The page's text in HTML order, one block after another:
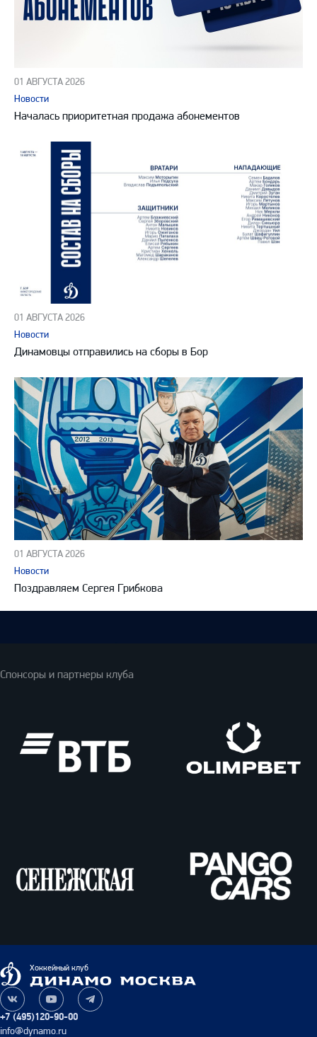
01 АВГУСТА 2026
Новости
Началась приоритетная продажа абонементов
01 АВГУСТА 2026
Новости
Динамовцы отправились на сборы в Бор
01 АВГУСТА 2026
Новости
Поздравляем Сергея Грибкова
Спонсоры и партнеры клуба
Cars
Динамо
Москва
Хоккейный клуб
+7 (495)120-90-00
info@dynamo.ru
Наша
группа
ВКонтакте
Наш
канал
на
Наш
канал